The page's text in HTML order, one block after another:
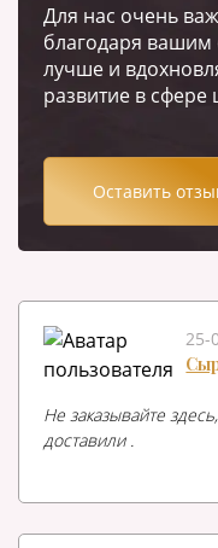
Для нас очень
благодаря
лучше и
развитие в сфере
Оставить
25-
Не заказывайте
доставили .